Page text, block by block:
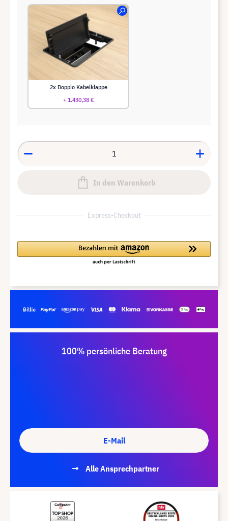
2x Doppio Kabelklappe
+ 1.430,38 €
In den Warenkorb
Express-Checkout
100% persönliche Beratung
E-Mail
Alle Ansprechpartner